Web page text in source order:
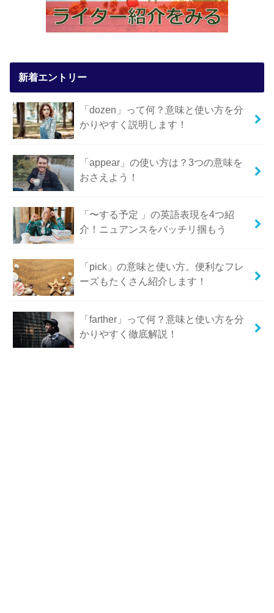
新着エントリー
「dozen」って何？意味と使い方を分
かりやすく説明します！
「appear」の使い方は？3つの意味を
おさえよう！
「〜する予定 」の英語表現を4つ紹
介！ニュアンスをバッチリ掴もう
「pick」の意味と使い方。便利なフレ
ーズもたくさん紹介します！
「farther」って何？意味と使い方を分
かりやすく徹底解説！